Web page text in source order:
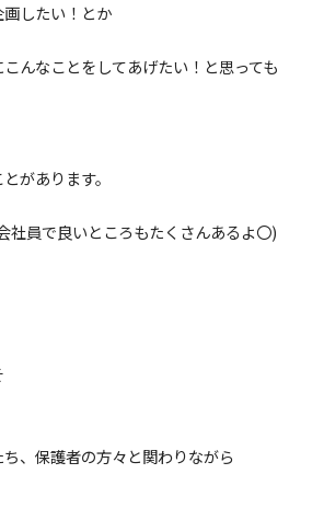
したい！とか
んなことをしてあげたい！と思っても
があります。
社員で良いところもたくさんあるよ〇)
、保護者の方々と関わりながら